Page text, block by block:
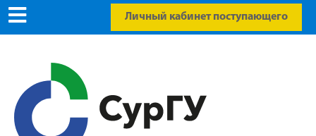
Личный кабинет поступающего